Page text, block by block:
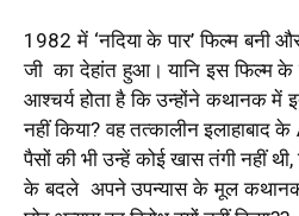
1982 में ‘नदिया के पार’ फिल्म बनी
जी का देहांत हुआ। यानि इस फिल्म
आश्चर्य होता है कि उन्होंने कथानक में
नहीं किया? वह तत्कालीन
पैसों की भी उन्हें कोई खास तंगी नहीं
के बदले अपने उपन्यास के मूल